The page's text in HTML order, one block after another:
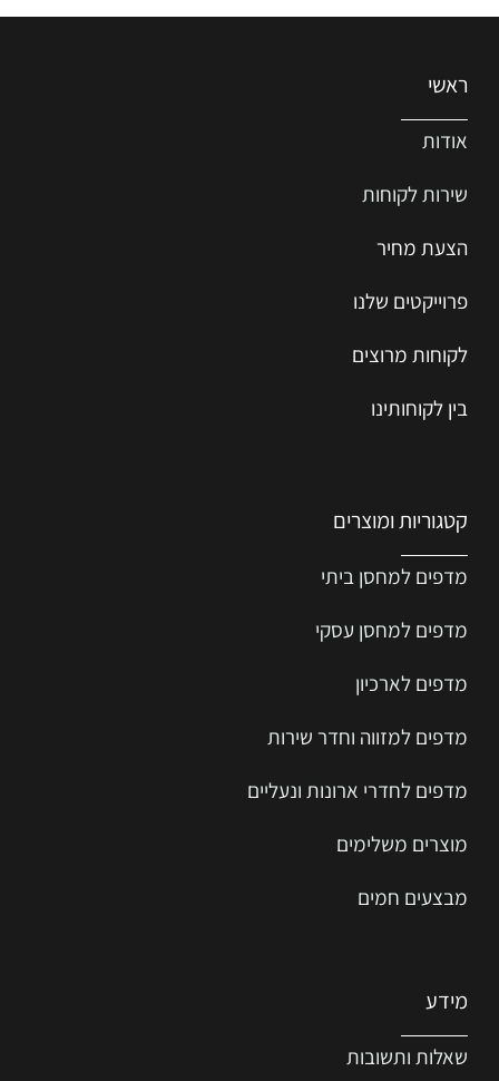
ראשי
אודות
שירות לקוחות
הצעת מחיר
פרוייקטים שלנו
לקוחות מרוצים
בין לקוחותינו
קטגוריות ומוצרים
מדפים למחסן ביתי
מדפים למחסן עסקי
מדפים לארכיון
מדפים למזווה וחדר שירות
מדפים לחדרי ארונות ונעליים
מוצרים משלימים
מבצעים חמים
מידע
שאלות ותשובות